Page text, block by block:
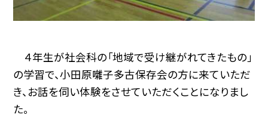
４年生が社会科の「地域で受け継がれてきたもの」
の学習で、小田原囃子多古保存会の方に来ていただ
き、お話を伺い体験をさせていただくことになりまし
た。